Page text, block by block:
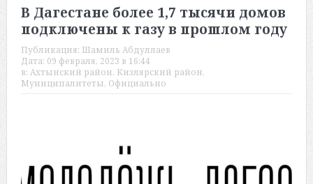
В Дагестане более 1,7 тысячи домов
подключены к газу в прошлом году
Публикация: Шамиль Абдуллаев
Дата: 09 февраля, 2023 в 16:44
в: Ахтынский район, Кизлярский район,
Муниципалитеты, Официально